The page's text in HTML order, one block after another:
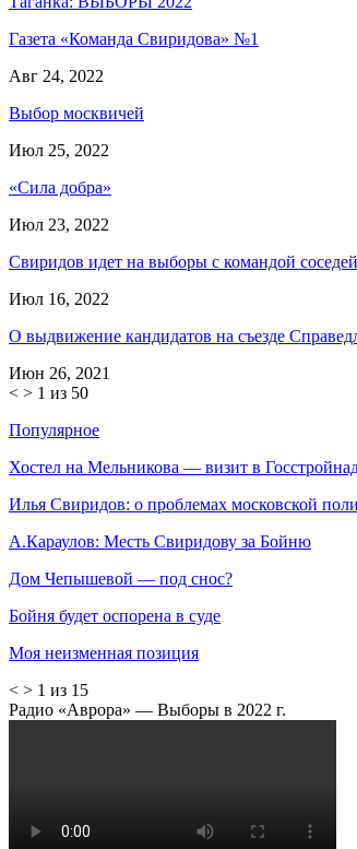
Газета «Команда Свиридова» №1
Авг 24, 2022
Выбор москвичей
Июл 25, 2022
«Сила добра»
Июл 23, 2022
Свиридов идет на выборы с командой соседей
Июл 16, 2022
О выдвижение кандидатов на съезде
Июн 26, 2021
< > 1 из 50
Популярное
Хостел на Мельникова — визит в
Илья Свиридов: о проблемах московской
А.Караулов: Месть Свиридову за Бойню
Дом Чепышевой — под снос?
Бойня будет оспорена в суде
Моя неизменная позиция
< > 1 из 15
Радио «Аврора» — Выборы в 2022 г.